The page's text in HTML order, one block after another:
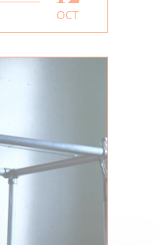
OCT